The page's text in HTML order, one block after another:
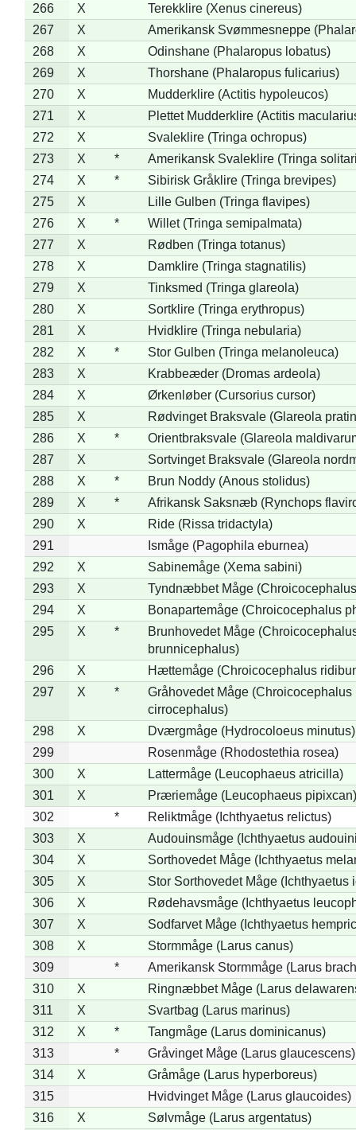
266
X
Terekklire (Xenus cinereus)
267
X
Amerikansk Svømmesneppe
268
X
Odinshane (Phalaropus lobatus)
269
X
Thorshane (Phalaropus fulicarius)
270
X
Mudderklire (Actitis hypoleucos)
271
X
Plettet Mudderklire (Actitis
272
X
Svaleklire (Tringa ochropus)
273
X *
Amerikansk Svaleklire (Tringa
274
X *
Sibirisk Gråklire (Tringa brevipes)
275
X
Lille Gulben (Tringa flavipes)
276
X *
Willet (Tringa semipalmata)
277
X
Rødben (Tringa totanus)
278
X
Damklire (Tringa stagnatilis)
279
X
Tinksmed (Tringa glareola)
280
X
Sortklire (Tringa erythropus)
281
X
Hvidklire (Tringa nebularia)
282
X *
Stor Gulben (Tringa melanoleuca)
283
X
Krabbeæder (Dromas ardeola)
284
X
Ørkenløber (Cursorius cursor)
285
X
Rødvinget Braksvale (Glareola
286
X *
Orientbraksvale (Glareola
287
X
Sortvinget Braksvale (Glareola
288
X *
Brun Noddy (Anous stolidus)
289
X *
Afrikansk Saksnæb (Rynchops
290
X
Ride (Rissa tridactyla)
291
Ismåge (Pagophila eburnea)
292
X
Sabinemåge (Xema sabini)
293
X
Tyndnæbbet Måge
294
X
Bonapartemåge (Chroicocephalus
295
X *
Brunhovedet Måge
brunnicephalus)
296
X
Hættemåge (Chroicocephalus
297
X *
Gråhovedet Måge (Chroicocephalus
cirrocephalus)
298
X
Dværgmåge (Hydrocoloeus minutus)
299
Rosenmåge (Rhodostethia rosea)
300
X
Lattermåge (Leucophaeus atricilla)
301
X
Præriemåge (Leucophaeus pipixcan)
302
*
Reliktmåge (Ichthyaetus relictus)
303
X
Audouinsmåge (Ichthyaetus
304
X
Sorthovedet Måge (Ichthyaetus
305
X
Stor Sorthovedet Måge (Ichthyaetus
306
X
Rødehavsmåge (Ichthyaetus
307
X
Sodfarvet Måge (Ichthyaetus
308
X
Stormmåge (Larus canus)
309
*
Amerikansk Stormmåge (Larus
310
X
Ringnæbbet Måge (Larus
311
X
Svartbag (Larus marinus)
312
X *
Tangmåge (Larus dominicanus)
313
*
Gråvinget Måge (Larus glaucescens)
314
X
Gråmåge (Larus hyperboreus)
315
Hvidvinget Måge (Larus glaucoides)
316
X
Sølvmåge (Larus argentatus)